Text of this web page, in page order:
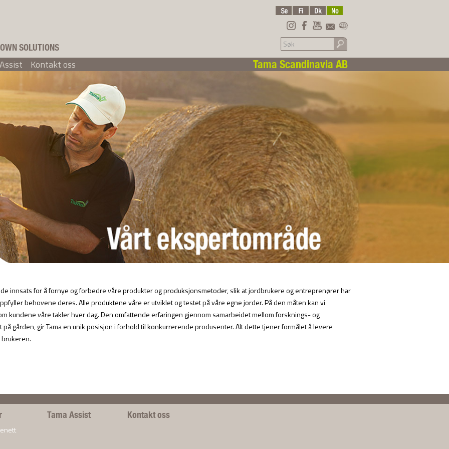
SOLUTIONS
Tama Scandinavia AB
Kontakt oss
innsats for å fornye og forbedre våre produkter og produksjonsmetoder, slik at jordbrukere og entreprenører har
behovene deres. Alle produktene våre er utviklet og testet på våre egne jorder. På den måten kan vi
kundene våre takler hver dag. Den omfattende erfaringen gjennom samarbeidet mellom forsknings- og
gården, gir Tama en unik posisjon i forhold til konkurrerende produsenter. Alt dette tjener formålet å levere
Tama Assist Kontakt oss